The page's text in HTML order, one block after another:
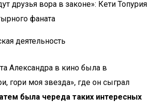
друзья вора в законе»: Кети Топурия
фаната
деятельность
Александра в кино была в
гори моя звезда», где он сыграл
была череда таких интересных